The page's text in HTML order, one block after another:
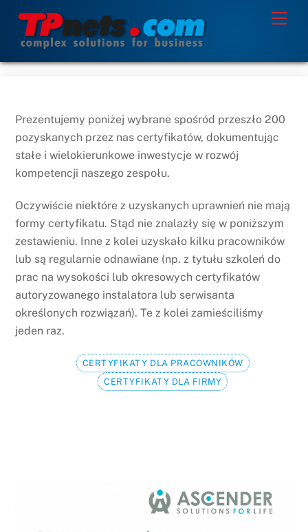
content
Prezentujemy poniżej wybrane spośród przeszło 200
pozyskanych przez nas certyfikatów, dokumentując
stałe i wielokierunkowe inwestycje w rozwój
kompetencji naszego zespołu.
Oczywiście niektóre z uzyskanych uprawnień nie mają
formy certyfikatu. Stąd nie znalazły się w poniższym
zestawieniu. Inne z kolei uzyskało kilku pracowników
lub są regularnie odnawiane (np. z tytułu szkoleń do
prac na wysokości lub okresowych certyfikatów
autoryzowanego instalatora lub serwisanta
określonych rozwiązań). Te z kolei zamieściliśmy
jeden raz.
CERTYFIKATY DLA PRACOWNIKÓW
CERTYFIKATY DLA FIRMY